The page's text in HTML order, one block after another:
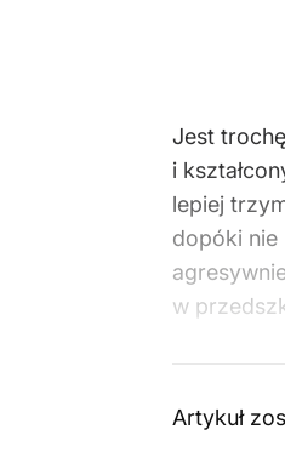
Jest
i
lepiej
dopóki nie
w
Artykuł